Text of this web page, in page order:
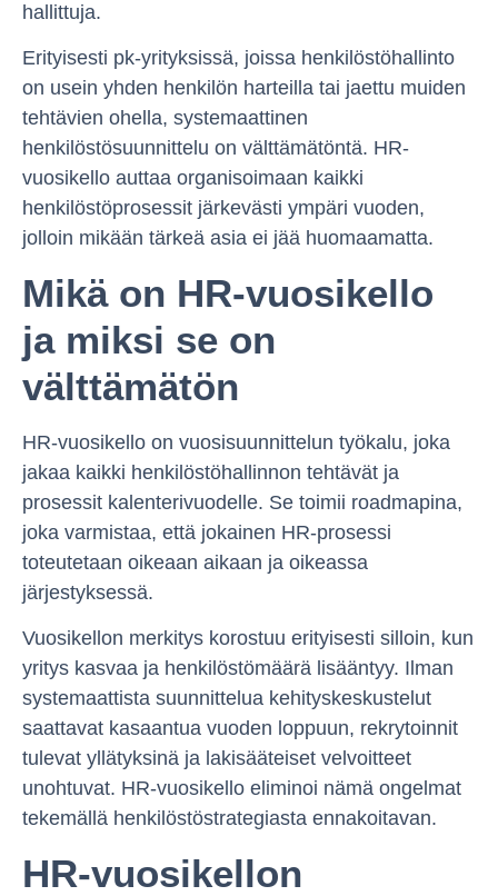
hallittuja.
Erityisesti pk-yrityksissä, joissa henkilöstöhallinto
on usein yhden henkilön harteilla tai jaettu muiden
tehtävien ohella, systemaattinen
henkilöstösuunnittelu on välttämätöntä. HR-
vuosikello auttaa organisoimaan kaikki
henkilöstöprosessit järkevästi ympäri vuoden,
jolloin mikään tärkeä asia ei jää huomaamatta.
Mikä on HR-vuosikello
ja miksi se on
välttämätön
HR-vuosikello on vuosisuunnittelun työkalu, joka
jakaa kaikki henkilöstöhallinnon tehtävät ja
prosessit kalenterivuodelle. Se toimii roadmapina,
joka varmistaa, että jokainen HR-prosessi
toteutetaan oikeaan aikaan ja oikeassa
järjestyksessä.
Vuosikellon merkitys korostuu erityisesti silloin, kun
yritys kasvaa ja henkilöstömäärä lisääntyy. Ilman
systemaattista suunnittelua kehityskeskustelut
saattavat kasaantua vuoden loppuun, rekrytoinnit
tulevat yllätyksinä ja lakisääteiset velvoitteet
unohtuvat. HR-vuosikello eliminoi nämä ongelmat
tekemällä henkilöstöstrategiasta ennakoitavan.
HR-vuosikellon